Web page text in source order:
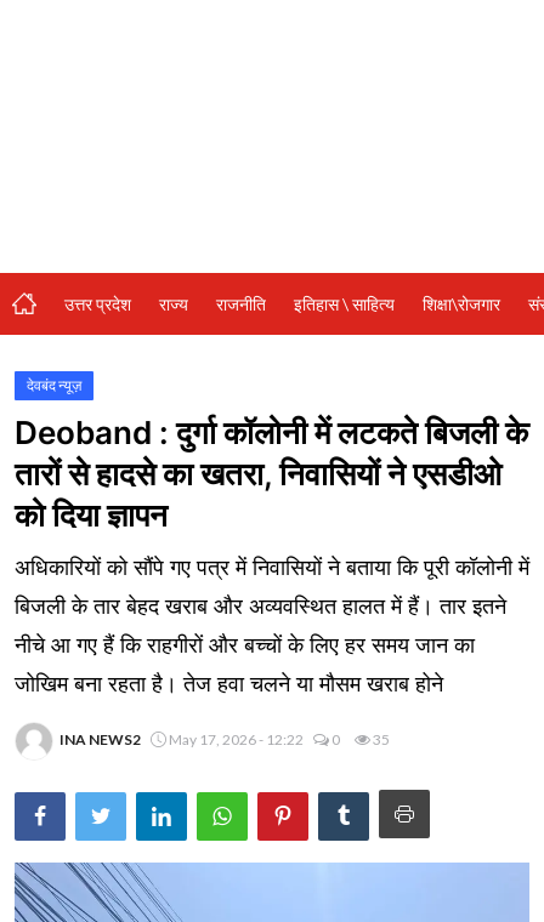
विशेष स्टोरी
अजब गजब
नई दिल्ली
कृषि
टेक्नोलॉजी / बिजनेस
वायरल न्यूज़
उत्तर प्रदेश राज्य राजनीति इतिहास \ साहित्य शिक्षा\रोजगार
देवबंद न्यूज़
Deoband : दुर्गा कॉलोनी में लटकते बिजली के
तारों से हादसे का खतरा, निवासियों ने एसडीओ
को दिया ज्ञापन
अधिकारियों को सौंपे गए पत्र में निवासियों ने बताया कि पूरी कॉलोनी में
बिजली के तार बेहद खराब और अव्यवस्थित हालत में हैं। तार इतने
नीचे आ गए हैं कि राहगीरों और बच्चों के लिए हर समय जान का
जोखिम बना रहता है। तेज हवा चलने या मौसम खराब होने
INA NEWS2 May 17, 2026 - 12:22 0 35